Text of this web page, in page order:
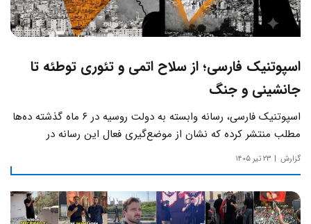
اسپوتنیک فارسی؛ از سلاح اتمی و تئوری توطئه تا
جانشینی و جنگ
اسپوتنیک فارسی، رسانه وابسته به دولت روسیه در ۶ ماه گذشته ده‌ها
مطلب منتشر کرده که نشان از موضع‌گیری فعال این رسانه‌ در
حساس‌ترین مسائل چالش‌های داخلی ایران دارد.
گزارش ۲۳ تیر ۱۴۰۵